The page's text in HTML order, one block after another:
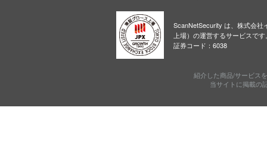
ScanNetSecurity は、株式会社
上場）の運営するサービスです
証券コード：6038
紹介した商品/サービス
当サイトに掲載の